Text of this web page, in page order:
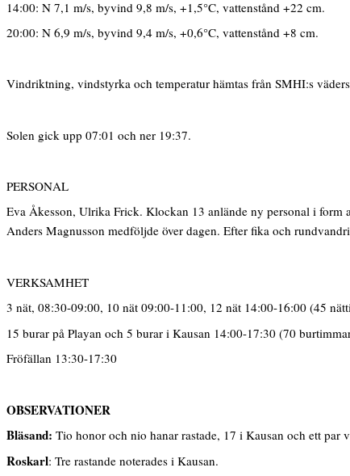
14:00: N 7,1 m/s, byvind 9,8 m/s, +1,5°C, vattenstånd +22 cm.
20:00: N 6,9 m/s, byvind 9,4 m/s, +0,6°C, vattenstånd +8 cm.
Vindriktning, vindstyrka och temperatur hämtas från SMHI:s
Solen gick upp 07:01 och ner 19:37.
PERSONAL
Eva Åkesson, Ulrika Frick. Klockan 13 anlände ny personal i form
Anders Magnusson medföljde över dagen. Efter fika och
VERKSAMHET
3 nät, 08:30-09:00, 10 nät 09:00-11:00, 12 nät 14:00-16:00 (45
15 burar på Playan och 5 burar i Kausan 14:00-17:30 (70
Fröfällan 13:30-17:30
OBSERVATIONER
Bläsand: Tio honor och nio hanar rastade, 17 i Kausan och ett par
Roskarl: Tre rastande noterades i Kausan.